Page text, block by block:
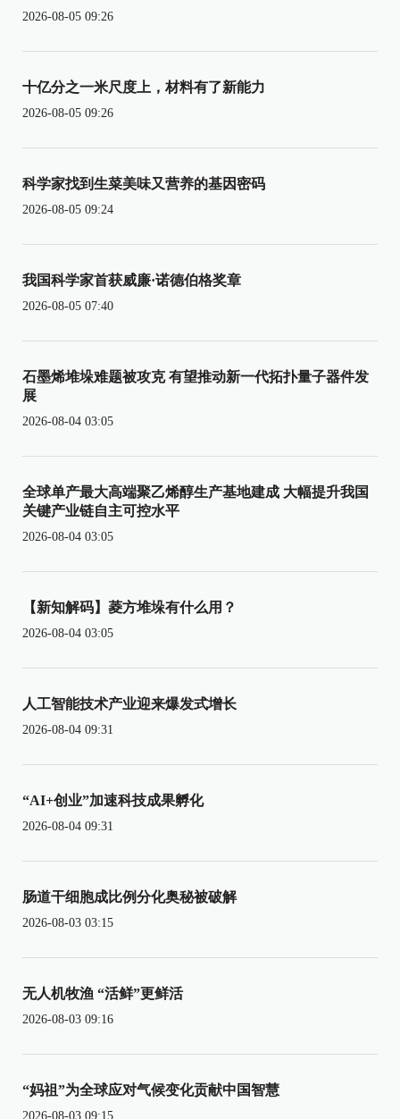
2026-08-05 09:26
十亿分之一米尺度上，材料有了新能力
2026-08-05 09:26
科学家找到生菜美味又营养的基因密码
2026-08-05 09:24
我国科学家首获威廉·诺德伯格奖章
2026-08-05 07:40
石墨烯堆垛难题被攻克 有望推动新一代拓扑量子器件发
展
2026-08-04 03:05
全球单产最大高端聚乙烯醇生产基地建成 大幅提升我国
关键产业链自主可控水平
2026-08-04 03:05
【新知解码】菱方堆垛有什么用？
2026-08-04 03:05
人工智能技术产业迎来爆发式增长
2026-08-04 09:31
“AI+创业”加速科技成果孵化
2026-08-04 09:31
肠道干细胞成比例分化奥秘被破解
2026-08-03 03:15
无人机牧渔 “活鲜”更鲜活
2026-08-03 09:16
“妈祖”为全球应对气候变化贡献中国智慧
2026-08-03 09:15